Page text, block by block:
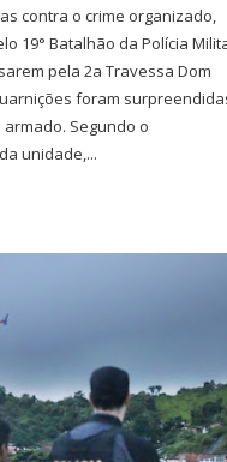
contra o crime organizado,
19° Batalhão da Polícia
pela 2a Travessa Dom
foram
Segundo o
unidade,...